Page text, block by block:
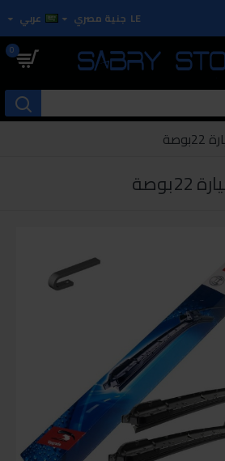
LE جنية مصري عربي
0